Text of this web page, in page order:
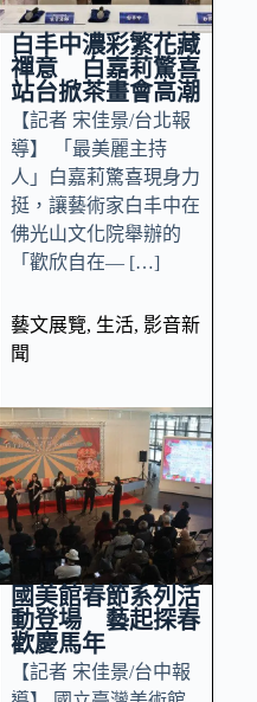
白丰中濃彩繁花藏
禪意 白嘉莉驚喜
站台掀茶畫會高潮
【記者 宋佳景/台北報
導】 「最美麗主持
人」白嘉莉驚喜現身力
挺，讓藝術家白丰中在
佛光山文化院舉辦的
「歡欣自在— […]
藝文展覽, 生活, 影音新
聞
國美館春節系列活
動登場 藝起探春
歡慶馬年
【記者 宋佳景/台中報